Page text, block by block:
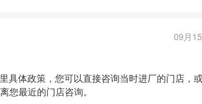
09月
具体政策，您可以直接咨询当时进厂的门店，
您最近的门店咨询。